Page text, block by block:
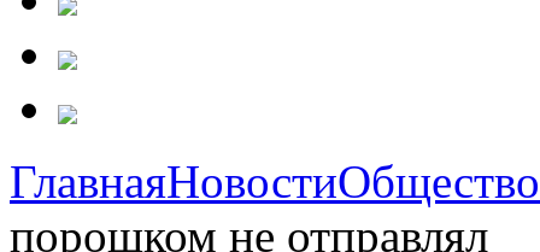
ГлавнаяНовостиОбщество
порошком не отправлял